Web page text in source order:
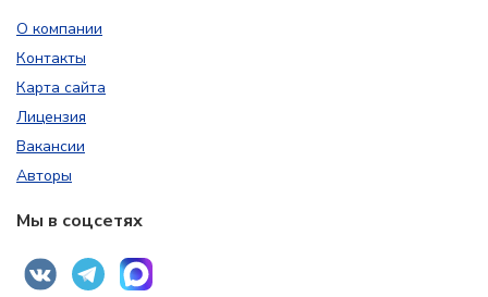
О компании
Контакты
Карта сайта
Лицензия
Вакансии
Авторы
Мы в соцсетях